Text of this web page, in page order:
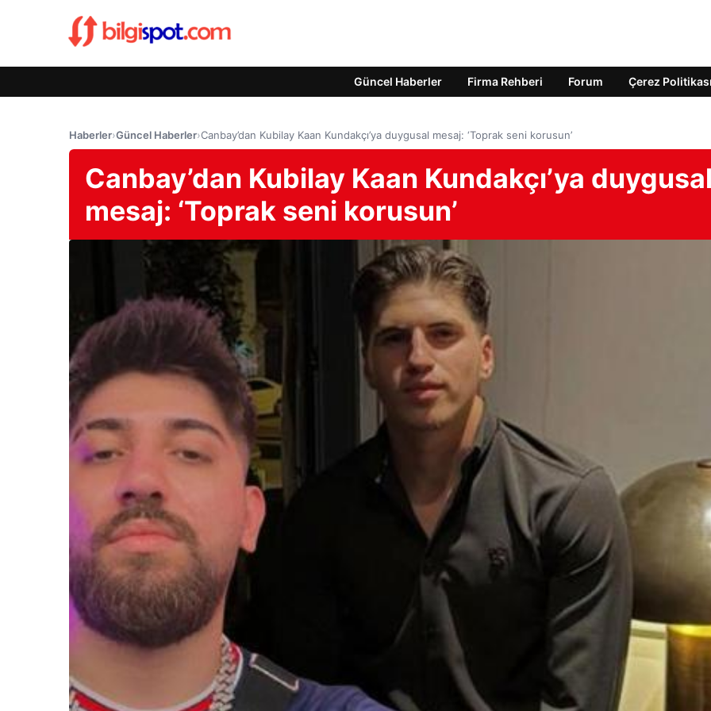
Güncel Haberler Firma Rehberi Forum Çerez Politikası
Haberler›Güncel Haberler›Canbay’dan Kubilay Kaan Kundakçı’ya duygusal mesaj: ‘Toprak seni korusun’
Canbay’dan Kubilay Kaan Kundakçı’ya duygusal
mesaj: ‘Toprak seni korusun’